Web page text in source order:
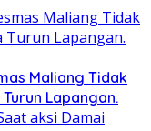
Maliang Tidak
Lapangan.